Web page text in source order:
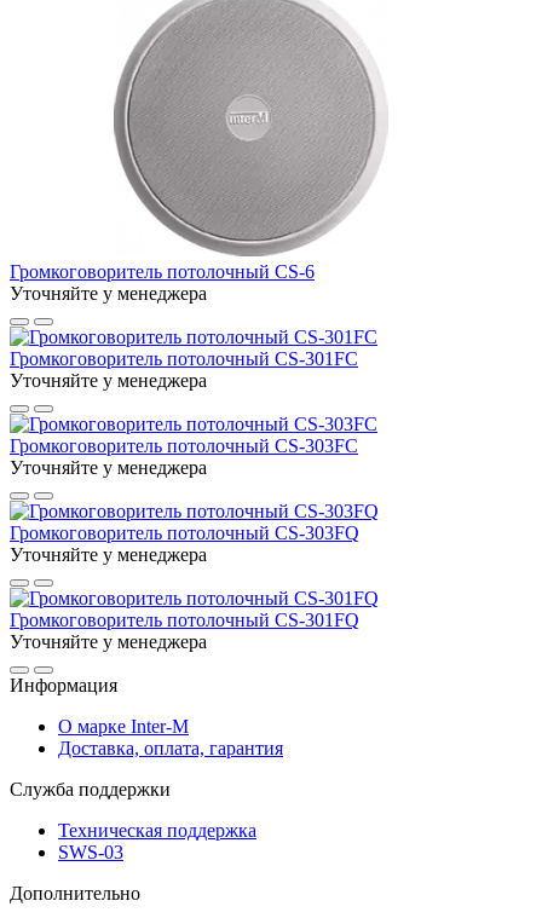
Громкоговоритель потолочный CS-6
Уточняйте у менеджера
Громкоговоритель потолочный CS-301FC
Уточняйте у менеджера
Громкоговоритель потолочный CS-303FC
Уточняйте у менеджера
Громкоговоритель потолочный CS-303FQ
Уточняйте у менеджера
Громкоговоритель потолочный CS-301FQ
Уточняйте у менеджера
Информация
О марке Inter-M
Доставка, оплата, гарантия
Служба поддержки
Техническая поддержка
SWS-03
Дополнительно